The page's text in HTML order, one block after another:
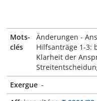
Mots-
clés
Änderungen -
Hilfsanträge 1-3:
Klarheit der
Exergue -